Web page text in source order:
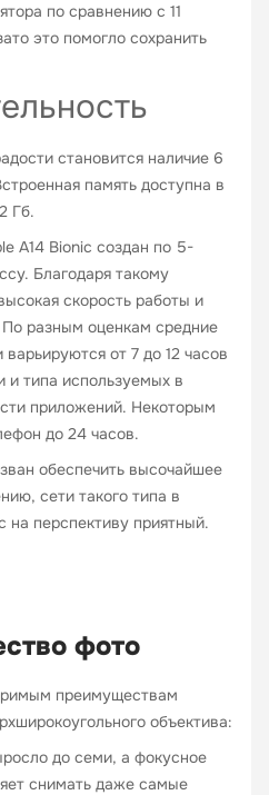
по сравнению с 11
это помогло сохранить
становится наличие 6
память доступна в
Гб.
A14 Bionic создан по 5-
Благодаря такому
скорость работы и
разным оценкам средние
от 7 до 12 часов
и типа используемых в
приложений. Некоторым
до 24 часов.
обеспечить высочайшее
сети такого типа в
на перспективу приятный.
фото
преимуществам
объектива:
до семи, а фокусное
снимать даже самые